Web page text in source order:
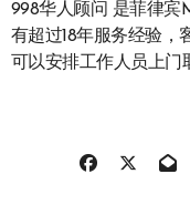
998华人顾问 是菲律宾
有超过18年服务经验，
可以安排工作人员上门